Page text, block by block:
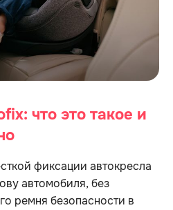
что это такое и
фиксации автокресла
автомобиля, без
ремня безопасности в